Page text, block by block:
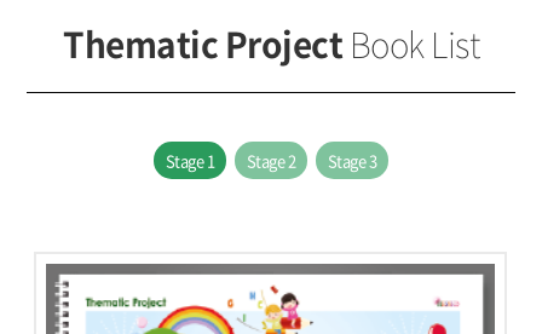
Thematic ProjectBook List
Stage 1 Stage 2 Stage 3